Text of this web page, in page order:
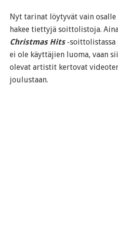
Nyt tarinat löytyvät vain
hakee tiettyjä soittolistoja.
Christmas Hits-soittolistassa
ei ole käyttäjien luoma, vaan
olevat artistit kertovat
joulustaan.